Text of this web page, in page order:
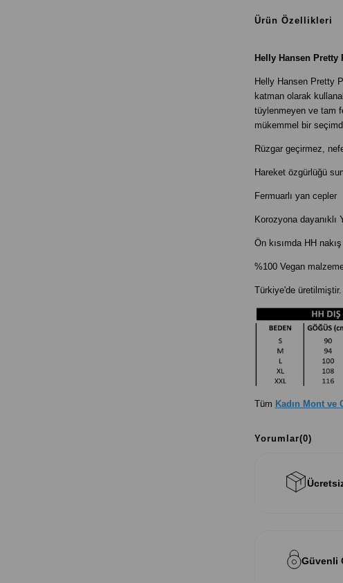
Ürün Özellikleri
Helly Hansen Pretty
Helly Hansen Pretty
katman olarak
tüylenmeyen ve tam
mükemmel bir
Rüzgar geçirmez,
Hareket özgürlüğü
Fermuarlı yan cepler
Korozyona
Ön kısımda HH
%100 Vegan
Türkiye'de üretilmiştir.
Tüm Kadın Mont ve
Yorumlar(0)
Güvenli